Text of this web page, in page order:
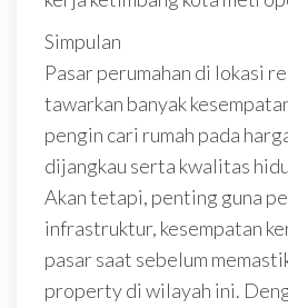
Simpulan
Pasar perumahan di lokasi
tawarkan banyak
pengin cari rumah pada
dijangkau serta kwalitas
Akan tetapi, penting guna
infrastruktur, kesempatan
pasar saat sebelum
property di wilayah ini.